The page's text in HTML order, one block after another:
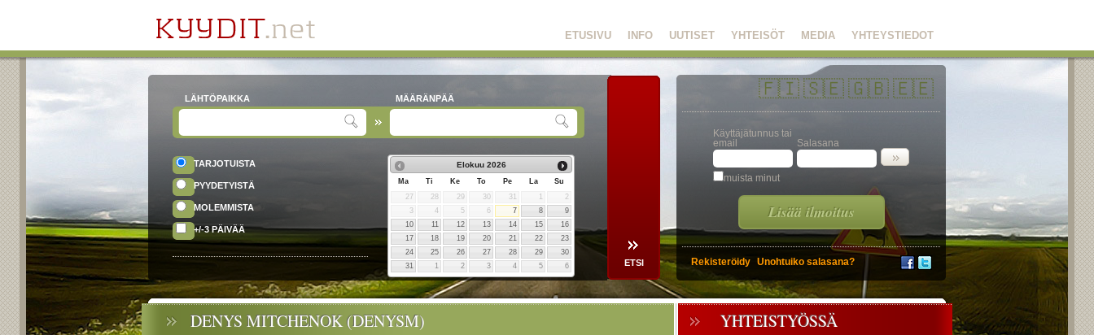
YHTEYSTIEDOT
MEDIA
YHTEISÖT
UUTISET
INFO
ETUSIVU
LÄHTÖPAIKKA MÄÄRÄNPÄÄ
TARJOTUISTA
PYYDETYISTÄ
MOLEMMISTA
+/-3 PÄIVÄÄ
Elokuu 2026
Ma Ti Ke To Pe La
Su
27
28 29 30 31
2
3
4 5 6 7 8
9
10
11 12 13 14 15
16
17
18 19 20 21 22
23
24
25 26 27 28 29
30
31
1 2 3 4 5 6
🇫🇮🇸🇪🇬🇧🇪🇪
Käyttäjätunnus tai
email
Salasana
muista minut
Lisää ilmoitus
Rekisteröidy Unohtuiko salasana?
DENYS MITCHENOK (DENYSM) YHTEISTYÖSSÄ